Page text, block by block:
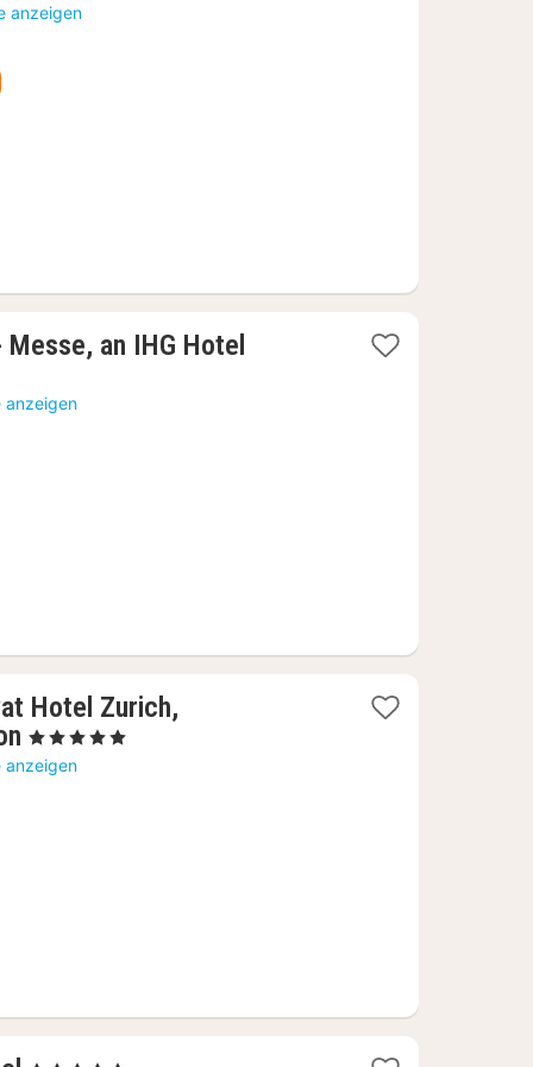
anzeigen
an IHG Hotel
anzeigen
Hotel Zurich,
1
Nacht
, 5 Sterne
anzeigen